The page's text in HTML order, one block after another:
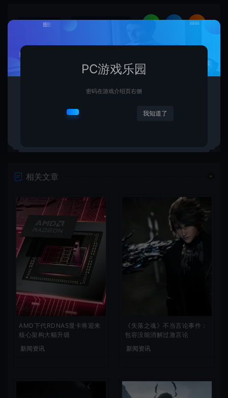
生成海报
下一篇：
相关文章
AMD下代RDNA5显卡将迎来
核心架构大幅升级
新闻资讯
《失落之魂》不当言论事件：
包容没能消解过激言论
新闻资讯
PC游戏乐园
密码在游戏介绍页右侧
我知道了